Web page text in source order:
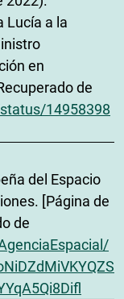
Lucía a la
en
de
14958398
del Espacio
[Página de
de